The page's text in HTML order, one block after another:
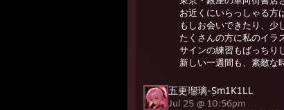
お近くにいらっしゃる方
もしお会いできたり、少
たくさんの方に私のイラ
サインの練習もばっちり
新しい一週間も、素敵な
五更瑠璃-Șm1K1LL
Jul 25 @ 10:56pm